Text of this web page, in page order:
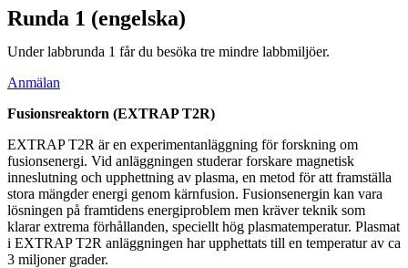
Runda 1 (engelska)
Under labbrunda 1 får du besöka tre mindre labbmiljöer.
Anmälan
Fusionsreaktorn (EXTRAP T2R)
EXTRAP T2R är en experimentanläggning för forskning om
fusionsenergi. Vid anläggningen studerar forskare magnetisk
inneslutning och upphettning av plasma, en metod för att framställa
stora mängder energi genom kärnfusion. Fusionsenergin kan vara
lösningen på framtidens energiproblem men kräver teknik som
klarar extrema förhållanden, speciellt hög plasmatemperatur. Plasmat
i EXTRAP T2R anläggningen har upphettats till en temperatur av ca
3 miljoner grader.